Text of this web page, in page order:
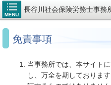
MENU
長谷川社会保険労務士事務
免責事項
当事務所では、本サイト
し、万全を期しておりま